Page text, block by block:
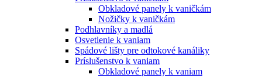
Obkladové panely k vaničkám
Nožičky k vaničkám
Podhlavníky a madlá
Osvetlenie k vaniam
Spádové lišty pre odtokové kanáliky
Príslušenstvo k vaniam
Obkladové panely k vaniam